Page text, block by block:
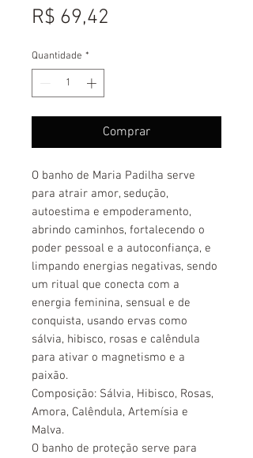
R$ 69,42
Quantidade *
Comprar
O banho de Maria Padilha serve
para atrair amor, sedução,
autoestima e empoderamento,
abrindo caminhos, fortalecendo o
poder pessoal e a autoconfiança, e
limpando energias negativas, sendo
um ritual que conecta com a
energia feminina, sensual e de
conquista, usando ervas como
sálvia, hibisco, rosas e calêndula
para ativar o magnetismo e a
paixão.
Composição: Sálvia, Hibisco, Rosas,
Amora, Calêndula, Artemísia e
Malva.
O banho de proteção serve para